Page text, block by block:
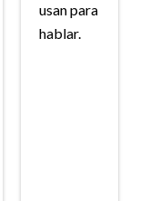
usan para
hablar.